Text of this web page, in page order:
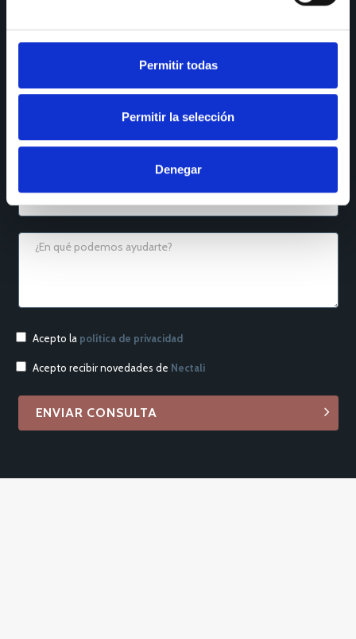
Permitir todas
Permitir la selección
Denegar
Acepto la política de privacidad
Acepto recibir novedades de Nectali